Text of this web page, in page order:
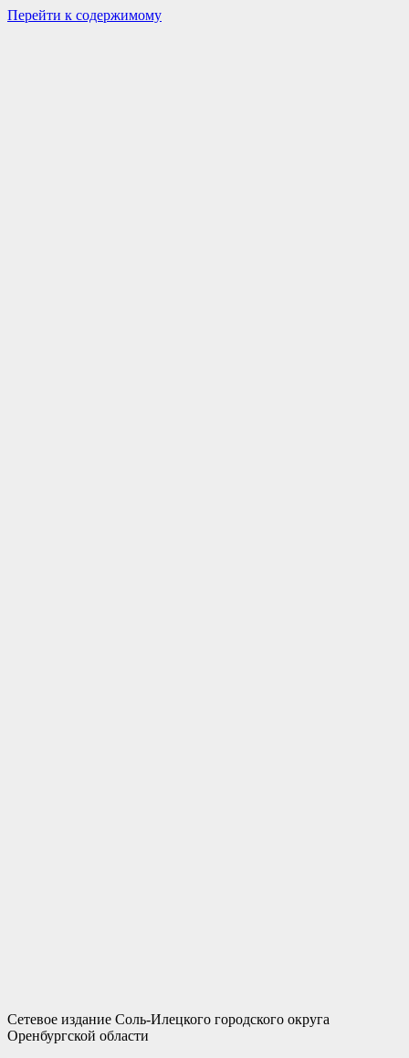
Перейти к содержимому
Сетевое издание Соль-Илецкого городского округа
Оренбургской области